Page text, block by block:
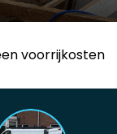
voorrijkosten